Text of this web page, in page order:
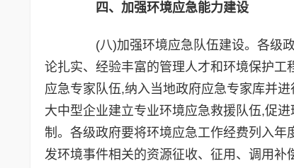
四、加强环境应急能力建设
(八)加强环境应急队伍建设。各级政
论扎实、经验丰富的管理人才和环境保护
应急专家队伍,纳入当地政府应急专家库并
大中型企业建立专业环境应急救援队伍,促
制。各级政府要将环境应急工作经费列入
发环境事件相关的资源征收、征用、调用